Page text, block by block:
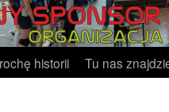
historii Tu nas